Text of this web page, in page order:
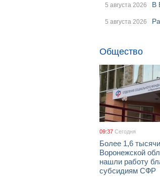
5 августа 2026 В
5 августа 2026
Общество
09:37 Сегодня
Более 1,6
Воронежской
нашли работу
субсидиям СФР